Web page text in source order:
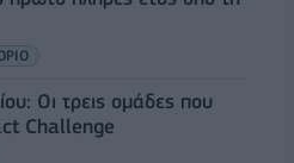
Οι τρεις ομάδες που
Challenge